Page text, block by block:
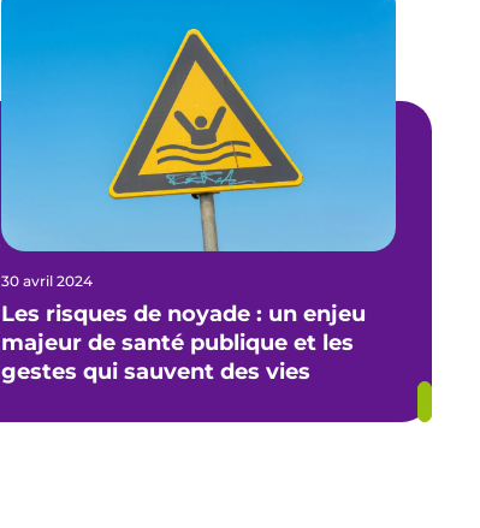
30 avril 2024
Les risques de noyade : un enjeu
majeur de santé publique et les
gestes qui sauvent des vies